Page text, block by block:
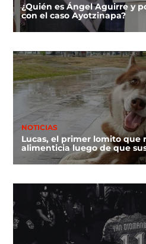
¿Quién es Ángel Aguirre y
con el caso Ayotzinapa?
NOTICIAS
Lucas, el primer lomito que
alimenticia luego de que